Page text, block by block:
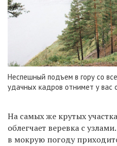
Неспешный подъем в гору со
удачных кадров отнимет у вас
На самых же крутых
облегчает веревка с
в мокрую погоду